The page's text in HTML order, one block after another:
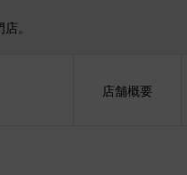
。
店舗概要